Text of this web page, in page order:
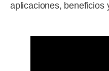
aplicaciones, beneficios